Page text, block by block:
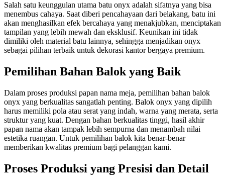
Salah satu keunggulan utama batu onyx adalah sifatnya yang bisa
menembus cahaya. Saat diberi pencahayaan dari belakang, batu ini
akan menghasilkan efek bercahaya yang menakjubkan, menciptakan
tampilan yang lebih mewah dan eksklusif. Keunikan ini tidak
dimiliki oleh material batu lainnya, sehingga menjadikan onyx
sebagai pilihan terbaik untuk dekorasi kantor bergaya premium.
Pemilihan Bahan Balok yang Baik
Dalam proses produksi papan nama meja, pemilihan bahan balok
onyx yang berkualitas sangatlah penting. Balok onyx yang dipilih
harus memiliki pola atau serat yang indah, warna yang merata, serta
struktur yang kuat. Dengan bahan berkualitas tinggi, hasil akhir
papan nama akan tampak lebih sempurna dan menambah nilai
estetika ruangan. Untuk pemilihan balok kita benar-benar
memberikan kwalitas premium bagi pelanggan kami.
Proses Produksi yang Presisi dan Detail